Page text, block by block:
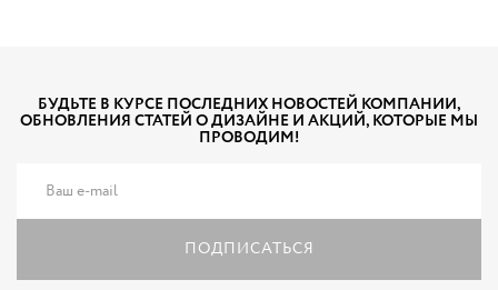
БУДЬТЕ В КУРСЕ ПОСЛЕДНИХ НОВОСТЕЙ КОМПАНИИ,
ОБНОВЛЕНИЯ СТАТЕЙ О ДИЗАЙНЕ И АКЦИЙ, КОТОРЫЕ МЫ
ПРОВОДИМ!
ПОДПИСАТЬСЯ